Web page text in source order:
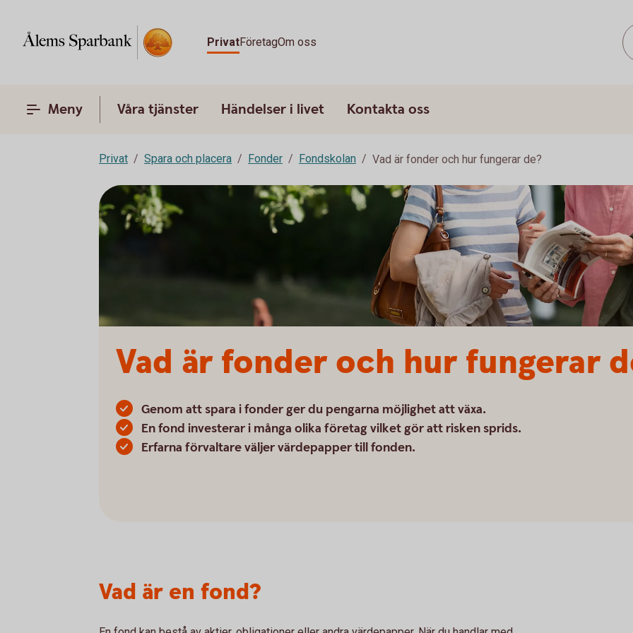
PrivatFöretagOm oss
Meny Våra tjänster Händelser i livet Kontakta oss
Privat Spara och placera Fonder Fondskolan Vad är fonder och hur fungerar de?
Vad är fonder och hur fungerar
Genom att spara i fonder ger du pengarna möjlighet att växa.
En fond investerar i många olika företag vilket gör att risken sprids.
Erfarna förvaltare väljer värdepapper till fonden.
Vad är en fond?